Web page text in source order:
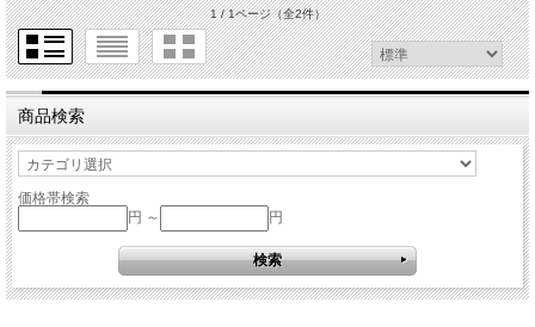
1 / 1ページ（全2件）
商品検索
価格帯検索
円 ～
円